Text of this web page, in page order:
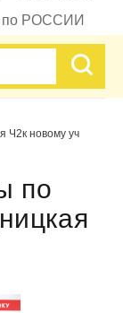
по РОССИИ
Ч2к новому уч
по